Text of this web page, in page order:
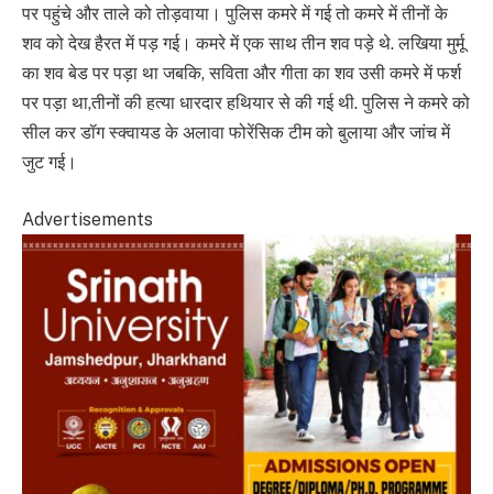
पर पहुंचे और ताले को तोड़वाया। पुलिस कमरे में गई तो कमरे में तीनों के
शव को देख हैरत में पड़ गई। कमरे में एक साथ तीन शव पड़े थे. लखिया मुर्मू
का शव बेड पर पड़ा था जबकि, सविता और गीता का शव उसी कमरे में फर्श
पर पड़ा था,तीनों की हत्या धारदार हथियार से की गई थी. पुलिस ने कमरे को
सील कर डॉग स्क्वायड के अलावा फोरेंसिक टीम को बुलाया और जांच में
जुट गई।
Advertisements